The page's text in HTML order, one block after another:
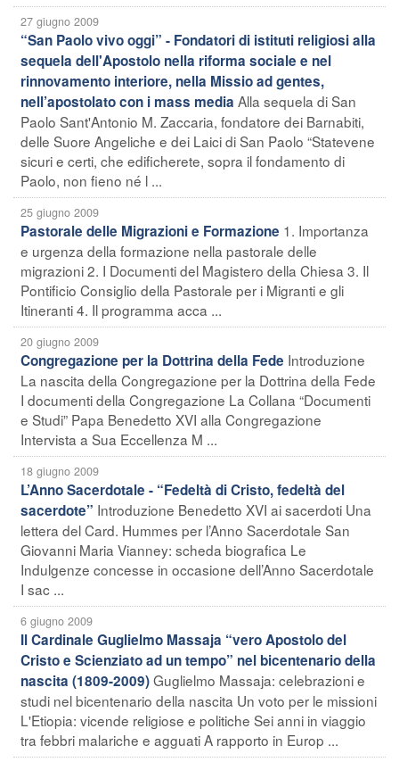
27 giugno 2009
“San Paolo vivo oggi” - Fondatori di istituti religiosi alla
sequela dell'Apostolo nella riforma sociale e nel
rinnovamento interiore, nella Missio ad gentes,
nell’apostolato con i mass media Alla sequela di San
Paolo Sant'Antonio M. Zaccaria, fondatore dei Barnabiti,
delle Suore Angeliche e dei Laici di San Paolo “Statevene
sicuri e certi, che edificherete, sopra il fondamento di
Paolo, non fieno né l ...
25 giugno 2009
Pastorale delle Migrazioni e Formazione 1. Importanza
e urgenza della formazione nella pastorale delle
migrazioni 2. I Documenti del Magistero della Chiesa 3. Il
Pontificio Consiglio della Pastorale per i Migranti e gli
Itineranti 4. Il programma acca ...
20 giugno 2009
Congregazione per la Dottrina della Fede Introduzione
La nascita della Congregazione per la Dottrina della Fede
I documenti della Congregazione La Collana “Documenti
e Studi” Papa Benedetto XVI alla Congregazione
Intervista a Sua Eccellenza M ...
18 giugno 2009
L’Anno Sacerdotale - “Fedeltà di Cristo, fedeltà del
sacerdote” Introduzione Benedetto XVI ai sacerdoti Una
lettera del Card. Hummes per l’Anno Sacerdotale San
Giovanni Maria Vianney: scheda biografica Le
Indulgenze concesse in occasione dell’Anno Sacerdotale
I sac ...
6 giugno 2009
Il Cardinale Guglielmo Massaja “vero Apostolo del
Cristo e Scienziato ad un tempo” nel bicentenario della
nascita (1809-2009)Guglielmo Massaja: celebrazioni e
studi nel bicentenario della nascita Un voto per le missioni
L'Etiopia: vicende religiose e politiche Sei anni in viaggio
tra febbri malariche e agguati A rapporto in Europ ...